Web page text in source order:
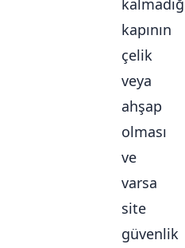
kapının
çelik
veya
ahşap
olması
ve
varsa
site
güvenlik